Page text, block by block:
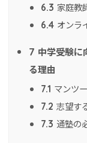
6.3 家庭教
6.4 オンラ
7 中学受験に
る理由
7.1 マンツ
7.2 志望す
7.3 通塾の